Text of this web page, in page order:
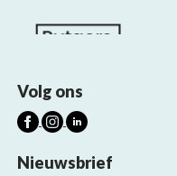
Volg ons
Nieuwsbrief